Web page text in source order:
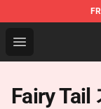
Open menu
Fairy Tail
Fairy Tail